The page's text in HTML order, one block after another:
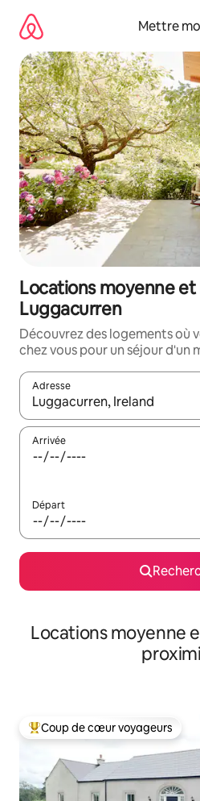
directement
contenu
Mettre
Locations moyenne
Luggacurren
Découvrez des logements où
chez vous pour un séjour d'un
Adresse
Lorsque les résultats
Arrivée
Départ
Locations moyenne
Coups de cœur voyageurs les
Coup de cœur voyageurs